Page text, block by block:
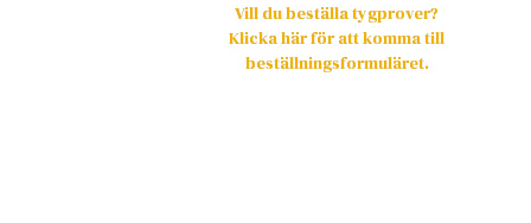
Vill du beställa tygprover?
Klicka här för att komma till
beställningsformuläret.